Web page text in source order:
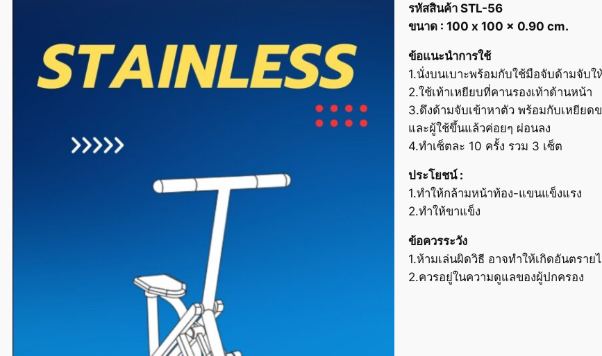
รหัสสินค้า STL-56
ขนาด : 100 x 100 x 0.90 cm.
ข้อแนะนำการใช้
1.นั่งบนเบาะพร้อมกับใช้มือจับด้ามจับใ
2.ใช้เท้าเหยียบที่คานรองเท้าด้านหน้า
3.ดึงด้ามจับเข้าหาตัว พร้อมกับเหยียด
และผู้ใช้ขึ้นแล้วค่อยๆ ผ่อนลง
4.ทำเซ็ตละ 10 ครั้ง รวม 3 เซ็ต
ประโยชน์ :
1.ทำให้กล้ามหน้าท้อง-แขนแข็งแรง
2.ทำให้ขาแข็ง
ข้อควรระวัง
1.ห้ามเล่นผิดวิธี อาจทำให้เกิดอันตราย
2.ควรอยู่ในความดูแลของผู้ปกครอง